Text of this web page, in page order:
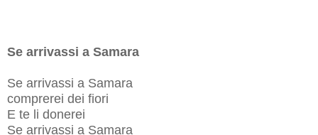
Se arrivassi a Samara
Se arrivassi a Samara
comprerei dei fiori
E te li donerei
Se arrivassi a Samara